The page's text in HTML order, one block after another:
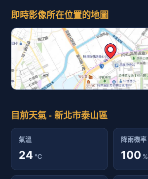
即時影像所在位置的地圖
目前天氣 - 新北市泰山區
氣溫
24 ℃
降雨機率
100 %